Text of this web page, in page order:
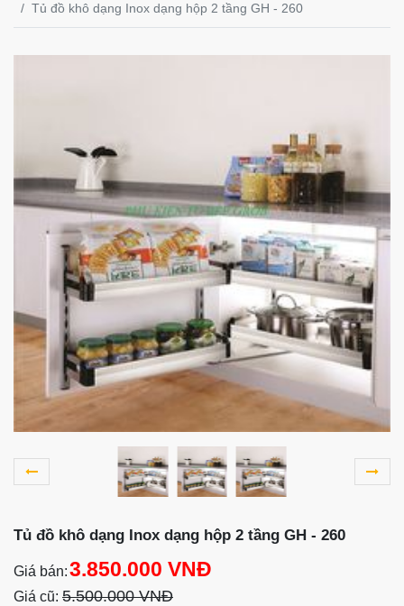
Tủ đồ khô dạng Inox dạng hộp 2 tầng GH - 260
Tủ đồ khô dạng Inox dạng hộp 2 tầng GH - 260
Giá bán:3.850.000 VNĐ
Giá cũ: 5.500.000 VNĐ